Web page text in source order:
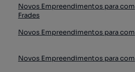
Novos Empreendimentos para
Frades
Novos Empreendimentos para
Novos Empreendimentos para